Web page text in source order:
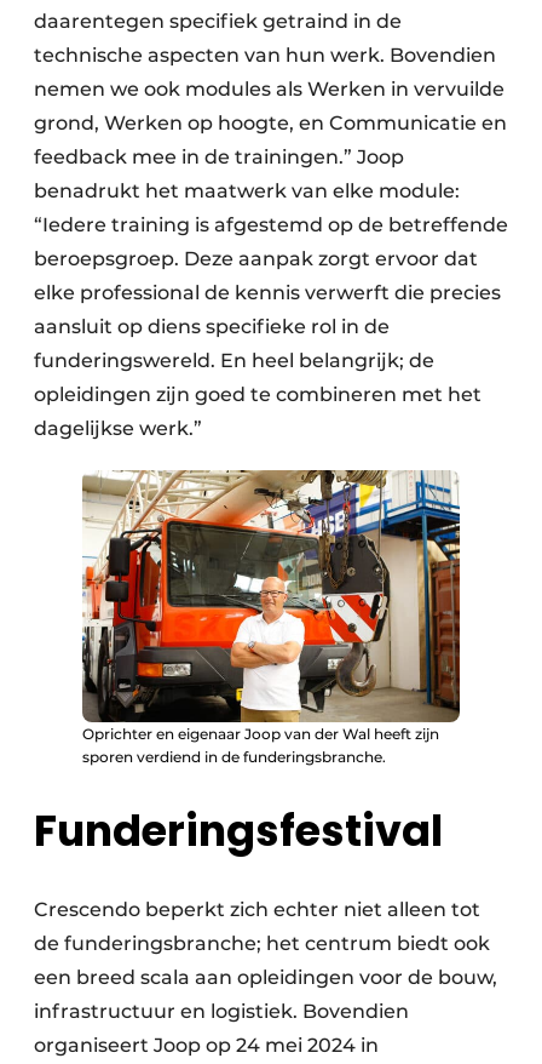
daarentegen specifiek getraind in de
technische aspecten van hun werk. Bovendien
nemen we ook modules als Werken in vervuilde
grond, Werken op hoogte, en Communicatie en
feedback mee in de trainingen.” Joop
benadrukt het maatwerk van elke module:
“Iedere training is afgestemd op de betreffende
beroepsgroep. Deze aanpak zorgt ervoor dat
elke professional de kennis verwerft die precies
aansluit op diens specifieke rol in de
funderingswereld. En heel belangrijk; de
opleidingen zijn goed te combineren met het
dagelijkse werk.”
Oprichter en eigenaar Joop van der Wal heeft zijn
sporen verdiend in de funderingsbranche.
Funderingsfestival
Crescendo beperkt zich echter niet alleen tot
de funderingsbranche; het centrum biedt ook
een breed scala aan opleidingen voor de bouw,
infrastructuur en logistiek. Bovendien
organiseert Joop op 24 mei 2024 in